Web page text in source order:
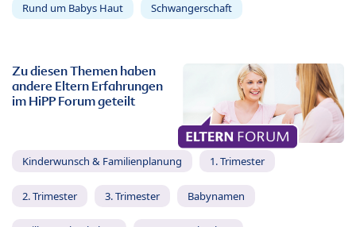
Rund um Babys Haut Schwangerschaft
Zu diesen Themen haben
andere Eltern Erfahrungen
im HiPP Forum geteilt
Kinderwunsch & Familienplanung 1. Trimester
2. Trimester 3. Trimester Babynamen